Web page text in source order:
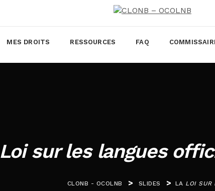
MES DROITS RESSOURCES FAQ
Loi sur les langues
CLONB - OCOLNB > SLIDES > LA LOI SUR